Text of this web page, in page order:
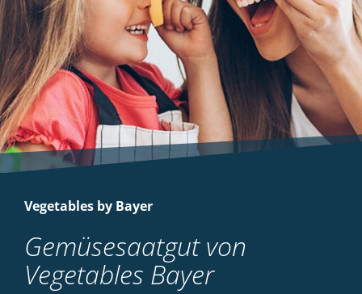
Vegetables by Bayer
Gemüsesaatgut von
Vegetables Bayer